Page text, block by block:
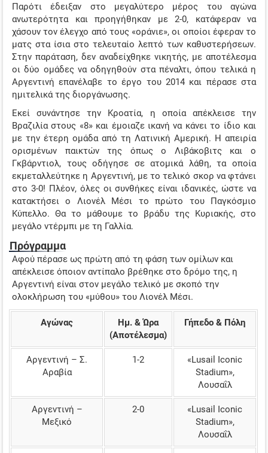
Παρότι έδειξαν στο μεγαλύτερο μέρος του αγώνα
ανωτερότητα και προηγήθηκαν με 2-0, κατάφεραν να
χάσουν τον έλεγχο από τους «οράνιε», οι οποίοι έφεραν το
ματς στα ίσια στο τελευταίο λεπτό των καθυστερήσεων.
Στην παράταση, δεν αναδείχθηκε νικητής, με αποτέλεσμα
οι δύο ομάδες να οδηγηθούν στα πέναλτι, όπου τελικά η
Αργεντινή επανέλαβε το έργο του 2014 και πέρασε στα
ημιτελικά της διοργάνωσης.
Εκεί συνάντησε την Κροατία, η οποία απέκλεισε την
Βραζιλία στους «8» και έμοιαζε ικανή να κάνει το ίδιο και
με την έτερη ομάδα από τη Λατινική Αμερική. Η απειρία
ορισμένων παικτών της όπως ο Λιβάκοβιτς και ο
Γκβάρντιολ, τους οδήγησε σε ατομικά λάθη, τα οποία
εκμεταλλεύτηκε η Αργεντινή, με το τελικό σκορ να φτάνει
στο 3-0! Πλέον, όλες οι συνθήκες είναι ιδανικές, ώστε να
κατακτήσει ο Λιονέλ Μέσι το πρώτο του Παγκόσμιο
Κύπελλο. Θα το μάθουμε το βράδυ της Κυριακής, στο
μεγάλο ντέρμπι με τη Γαλλία.
Πρόγραμμα
Αφού πέρασε ως πρώτη από τη φάση των ομίλων και
απέκλεισε όποιον αντίπαλο βρέθηκε στο δρόμο της, η
Αργεντινή είναι στον μεγάλο τελικό με σκοπό την
ολοκλήρωση του «μύθου» του Λιονέλ Μέσι.
Αγώνας
Ημ. & Ώρα
(Αποτέλεσμα)
Γήπεδο & Πόλη
Αργεντινή – Σ.
Αραβία
1-2
«Lusail Iconic
Stadium»,
Λουσαΐλ
Αργεντινή –
Μεξικό
2-0
«Lusail Iconic
Stadium»,
Λουσαΐλ